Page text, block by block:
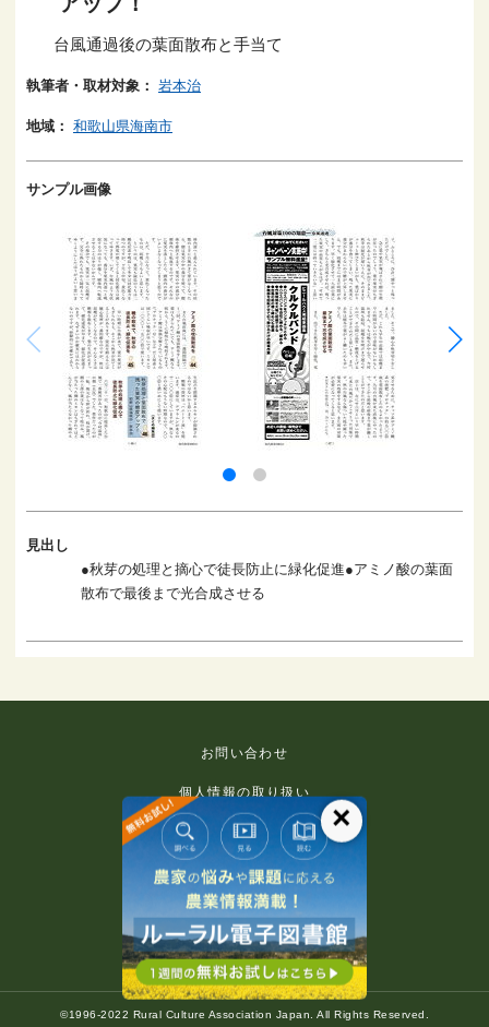
台風通過後の葉面散布と手当て
執筆者・取材対象： 岩本治
地域： 和歌山県海南市
サンプル画像
見出し
●秋芽の処理と摘心で徒長防止に緑化促進●アミノ酸の葉面
散布で最後まで光合成させる
お問い合わせ
個人情報の取り扱い
免責事項
利用規約
推奨環境
著作権等について
©1996-2022 Rural Culture Association Japan. All Rights Reserved.
×